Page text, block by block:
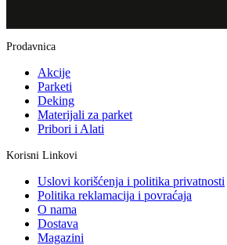
Prodavnica
Akcije
Parketi
Deking
Materijali za parket
Pribori i Alati
Korisni Linkovi
Uslovi korišćenja i politika privatnosti
Politika reklamacija i povraćaja
O nama
Dostava
Magazini